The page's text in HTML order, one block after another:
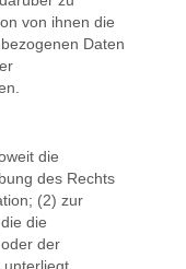
von ihnen die
Daten
die
des Rechts
(2) zur
die
der